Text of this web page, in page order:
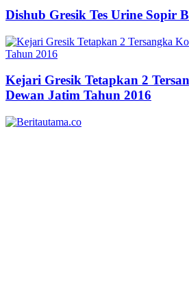
Dishub Gresik Tes Urine Sopir
Kejari Gresik Tetapkan 2
Dewan Jatim Tahun 2016